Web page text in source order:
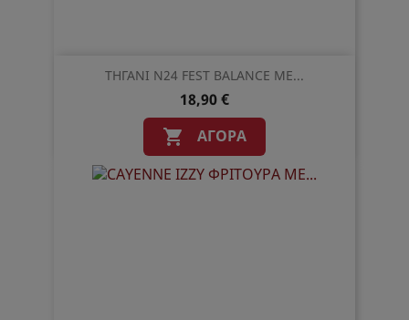
ΤΗΓΑΝΙ N24 FEST BALANCE ΜΕ...
18,90 €
 ΑΓΟΡΆ